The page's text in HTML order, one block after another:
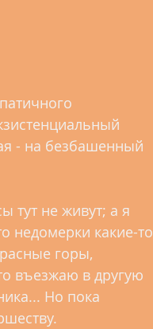
- на безбашенный
тут не живут; а я
недомерки какие-то
горы,
въезжаю в другую
Но пока